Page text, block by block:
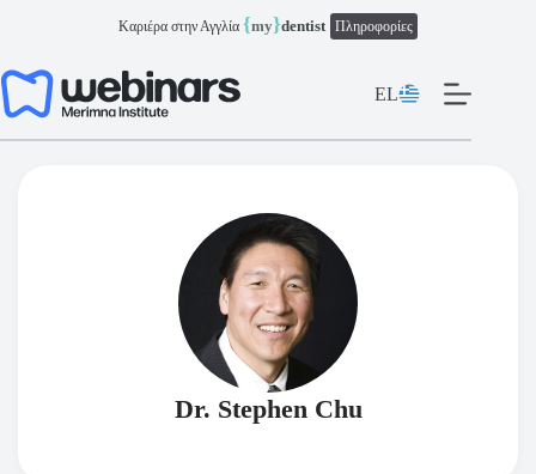
Καριέρα στην Αγγλία {my}dentist Πληροφορίες
EL
Dr. Stephen Chu